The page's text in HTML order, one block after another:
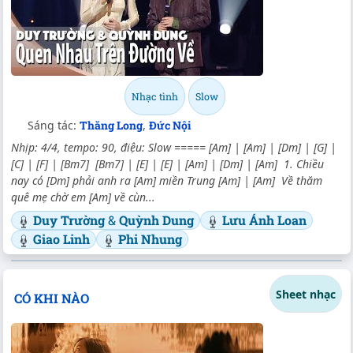
Nhạc tình Slow
Sáng tác: Thăng Long, Đức Nội
Nhịp: 4/4, tempo: 90, điệu: Slow ===== [Am] | [Am] | [Dm] | [G] |
[C] | [F] | [Bm7] [Bm7] | [E] | [E] | [Am] | [Dm] | [Am] 1. Chiều
nay có [Dm] phải anh ra [Am] miền Trung [Am] | [Am] Về thăm
quê mẹ chờ em [Am] về cùn...
Duy Trường&Quỳnh Dung
Lưu Ánh Loan
Giao Linh
Phi Nhung
CÓ KHI NÀO Sheet nhạc